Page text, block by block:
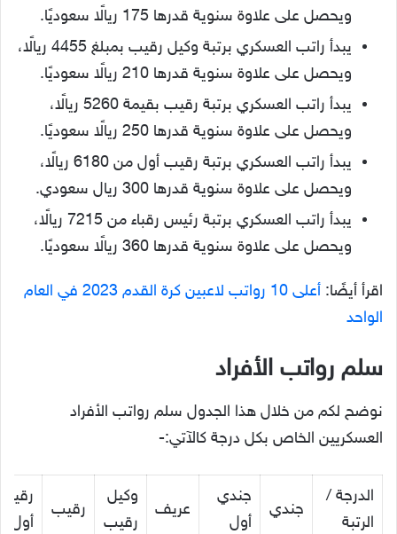
ويحصل على علاوة سنوية قدرها 175 ريالًا سعوديًا.
يبدأ راتب العسكري برتبة وكيل رقيب بمبلغ 4455 ريالًا،
ويحصل على علاوة سنوية قدرها 210 ريالًا سعوديًا.
يبدأ راتب العسكري برتبة رقيب بقيمة 5260 ريالًا،
ويحصل على علاوة سنوية قدرها 250 ريالًا سعوديًا.
يبدأ راتب العسكري برتبة رقيب أول من 6180 ريالًا،
ويحصل على علاوة سنوية قدرها 300 ريال سعودي.
يبدأ راتب العسكري برتبة رئيس رقباء من 7215 ريالًا،
ويحصل على علاوة سنوية قدرها 360 ريالًا سعوديًا.
اقرأ أيضًا:
أعلى 10 رواتب لاعبين كرة القدم 2023 في العام
الواحد
سلم رواتب الأفراد
نوضح لكم من خلال هذا الجدول سلم رواتب الأفراد
العسكريين الخاص بكل درجة كالآتي:-
الدرجة /
الرتبة
جندي
جندي
أول
عريف
وكيل
رقيب
رقيب
رقيب
أول